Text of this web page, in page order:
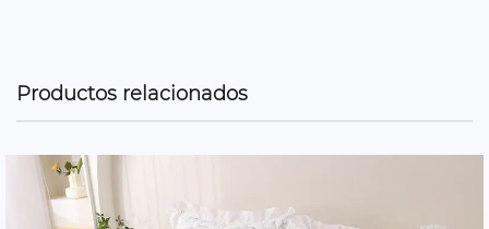
Productos relacionados